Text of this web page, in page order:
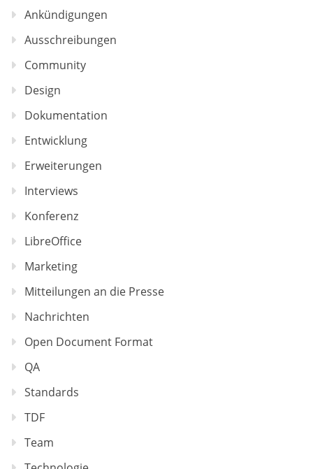
Ankündigungen
Ausschreibungen
Community
Design
Dokumentation
Entwicklung
Erweiterungen
Interviews
Konferenz
LibreOffice
Marketing
Mitteilungen an die Presse
Nachrichten
Open Document Format
QA
Standards
TDF
Team